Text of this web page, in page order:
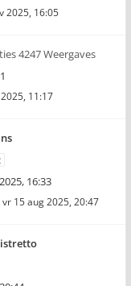
2025, 16:05
4247 Weergaves
11:17
16:33
vr 15 aug 2025, 20:47